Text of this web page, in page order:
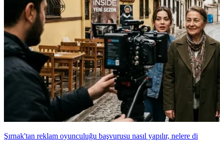
Şırnak'tan reklam oyunculuğu başvurusu nasıl yapılır, nelere di